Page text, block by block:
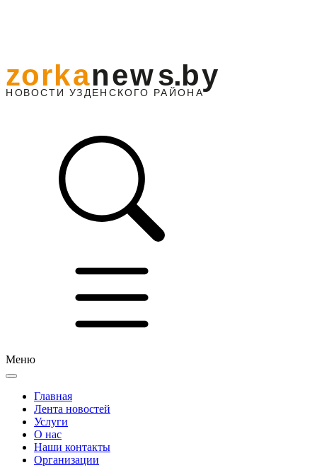
Меню
Главная
Лента новостей
Услуги
О нас
Наши контакты
Организации